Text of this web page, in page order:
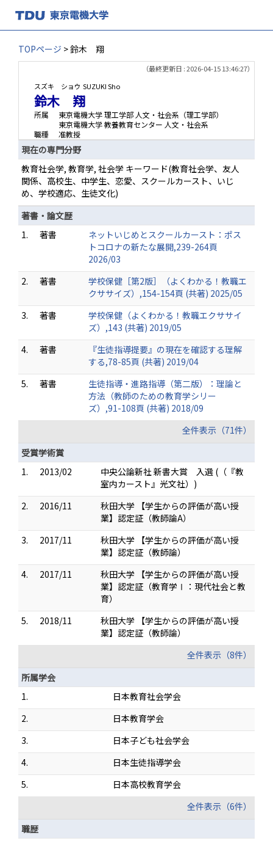
TOPページ > 鈴木 翔
（最終更新日 : 2026-04-15 13:46:27）
スズキ ショウ SUZUKI Sho
鈴木 翔
所属
東京電機大学 理工学部 人文・社会系（理工学部）
東京電機大学 教養教育センター 人文・社会系
職種
准教授
現在の専門分野
教育社会学, 教育学, 社会学 キーワード(教育社会学、友人
関係、高校生、中学生、恋愛、スクールカースト、いじ
め、学校適応、生徒文化)
著書・論文歴
1.
著書
ネットいじめとスクールカースト：ポス
トコロナの新たな展開,239-264頁
2026/03
2.
著書
学校保健［第2版］（よくわかる！教職エ
クササイズ）,154-154頁 (共著) 2025/05
3.
著書
学校保健（よくわかる！教職エクササイ
ズ）,143 (共著) 2019/05
4.
著書
『生徒指導提要』の現在を確認する理解
する,78-85頁 (共著) 2019/04
5.
著書
生徒指導・進路指導（第二版）：理論と
方法（教師のための教育学シリー
ズ）,91-108頁 (共著) 2018/09
全件表示（71件）
受賞学術賞
1.
2013/02
中央公論新社 新書大賞 入選 (（『教
室内カースト』光文社）)
2.
2016/11
秋田大学 【学生からの評価が高い授
業】認定証（教師論A）
3.
2017/11
秋田大学 【学生からの評価が高い授
業】認定証（教師論）
4.
2017/11
秋田大学 【学生からの評価が高い授
業】認定証（教育学Ⅰ：現代社会と教
育）
5.
2018/11
秋田大学 【学生からの評価が高い授
業】認定証（教師論）
全件表示（8件）
所属学会
1.
日本教育社会学会
2.
日本教育学会
3.
日本子ども社会学会
4.
日本生徒指導学会
5.
日本高校教育学会
全件表示（6件）
職歴